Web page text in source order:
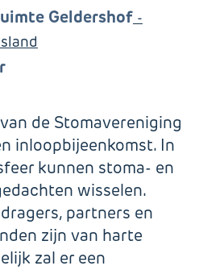
Geldershof -
de Stomavereniging
inloopbijeenkomst. In
kunnen stoma- en
wisselen.
partners en
zijn van harte
zal er een